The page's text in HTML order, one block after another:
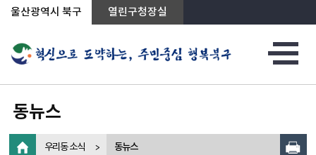
상단메뉴로 바로가기
전체메뉴로 바로가기
왼쪽메뉴로 바로가기
본문으로 바로가기
울산광역시 북구 열린구청장실
동뉴스
우리동 소식 동뉴스